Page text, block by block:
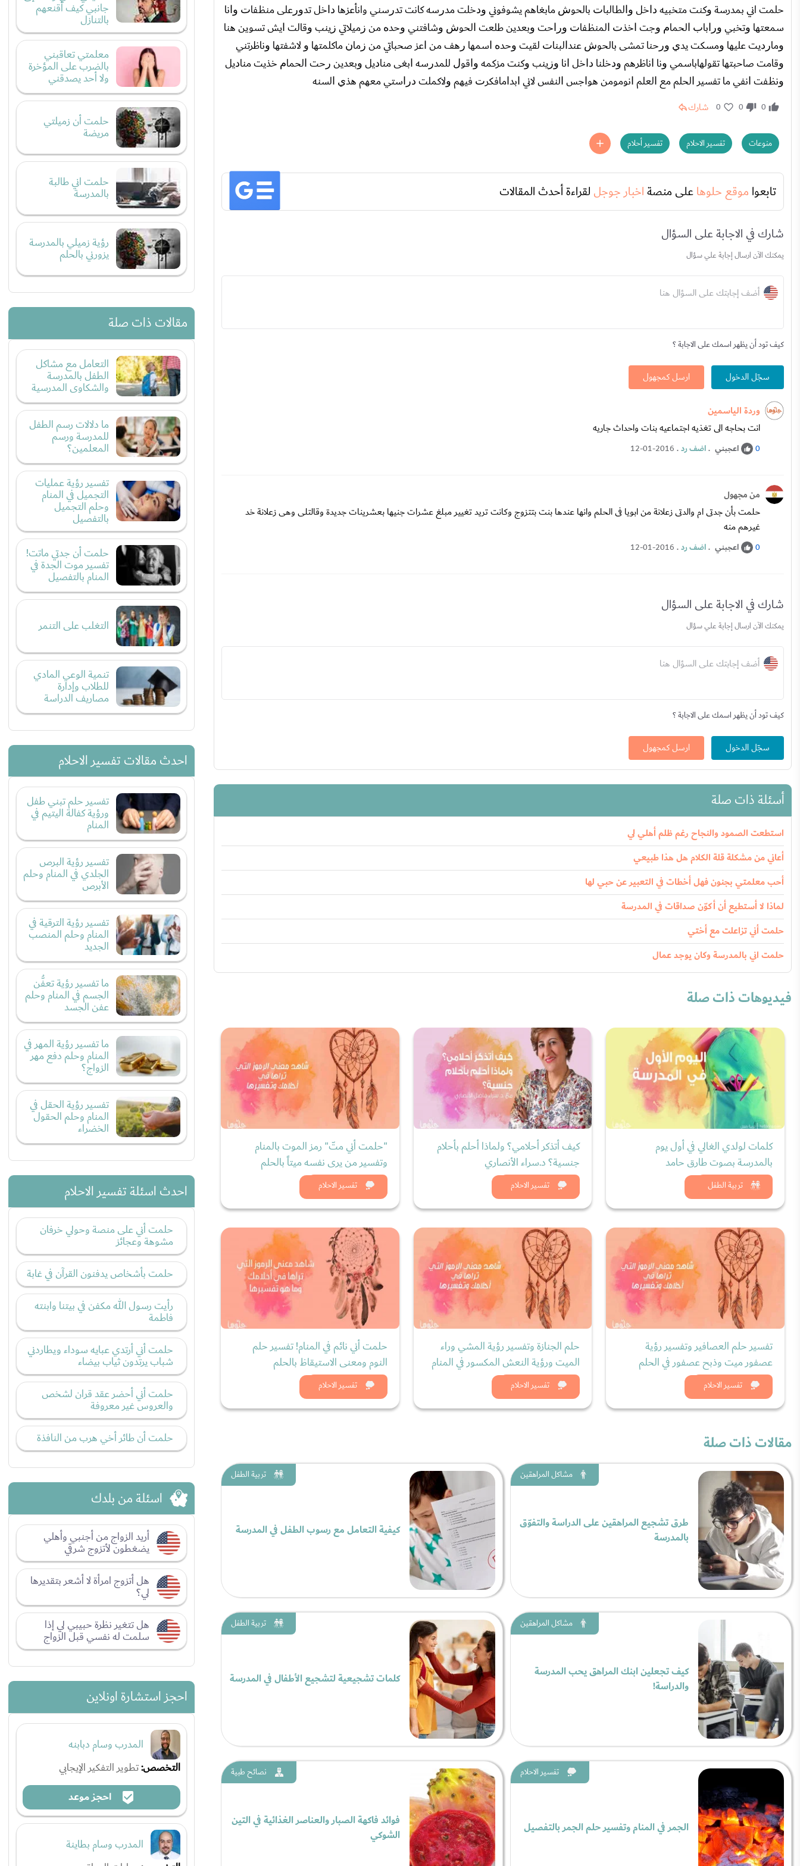
ﺣﻠﻤﺖ اﻧﻲ بمدرسة ﻭﻛﻨﺖ ﻣﺘﺨﺒﻴﻪ ﺩﺍﺧﻞ ﻭﺍﻟﻂﺎﻟﺒﺎﺕ ﺑﺎﻟﺤﻮﺵ ﻣﺎﺑﻐﺎﻫﻢ ﻳﺸﻮﻓﻮﻧﻲ ﻭﺩﺧﻠﺖ ﻣﺪﺭﺳﻪ ﻛﺎﻧﺖ ﺗﺪﺭﺳﻨﻲ وانأعزها ﺩﺍﺧﻞ ﺗﺪﻭﺭﻋﻠﻰ ﻣﻨﻆﻔﺎﺕ ﻭﺍﻧﺎ
ﺳﻤﻌﺘﻬﺎ ﻭﺗﺨﺒﻲ ﻭﺭﺍﺑﺎﺏ ﺍﻟﺤﻤﺎﻡ ﻭﺟﺖ ﺍﺧﺬﺕ ﺍﻟﻤﻨﻆﻔﺎﺕ ﻭﺭﺍﺣﺖ ﻭﺑﻌﺪﻳﻦ ﻃﻠﻌﺖ ﺍﻟﺤﻮﺵ ﻭﺷﺎﻓﺘﻨﻲ ﻭﺣﺪﻩ ﻣﻦ ﺯﻣﻴﻠﺎﺗﻲ ﺯﻳﻨﺐ ﻭﻗﺎﻟﺖ ﺍﻳﺶ ﺗﺴﻮﻳﻦ ﻫﻨﺎ
ﻭﻣﺎﺭﺩﻳﺖ ﻋﻠﻴﻬﺎ ﻭﻣﺴﻜﺖ ﻳﺪﻱ ﻭﺭﺣﻨﺎ ﺗﻤﺸﻰ ﺑﺎﻟﺤﻮﺵ ﻋﻨﺪﺍﻟﺒﻨﺎﺕ ﻟﻘﻴﺖ ﻭﺣﺪﻩ ﺍﺳﻤﻬﺎ ﺭﻫﻒ ﻣﻦ ﺍﻋﺰ ﺻﺤﺒﺎﺗﻲ ﻣﻦ ﺯﻣﺎﻥ ﻣﺎﻛﻠﻤﺘﻬﺎ ﻭ ﻟﺎﺷﻔﺘﻬﺎ ﻭﻧﺎﻇﺮﺗﻨﻲ
ﻭﻗﺎﻣﺖ ﺻﺎﺣﺒﺘﻬﺎ ﺗﻘﻮﻟﻬﺎﺑﺎﺳﻤﻲ ﻭﻧﺎ ﺍﻧﺎﻇﺮﻫﻢ ﻭﺩﺧﻠﻨﺎ ﺩﺍﺧﻞ ﺍﻧﺎ ﻭﺯﻳﻨﺐ ﻭﻛﻨﺖ ﻣﺰﻛﻤﻪ ﻭﺍﻗﻮﻝ ﻟﻠﻤﺪﺭﺳﻪ ﺍﺑﻐﻰ ﻣﻨﺎﺩﻳﻞ ﻭﺑﻌﺪﻳﻦ ﺭﺣﺖ ﺍﻟﺤﻤﺎﻡ ﺧﺬﻳﺖ ﻣﻨﺎﺩﻳﻞ
ﻭﻧﻆﻔﺖ ﺍﻧﻔﻲ ﻣﺎ ﺗﻔﺴﻴﺮ ﺍﻟﺤﻠﻢ ﻣﻊ ﺍﻟﻌﻠﻢ ﺍﻧﻮﻣﻮﻣﻦ ﻫﻮﺍﺟﺲ ﺍﻟﻨﻔﺲ ﻟﺎﻧﻲ ﺍﺑﺪﺍﻣﺎﻓﻜﺮﺕ ﻓﻴﻬﻢ ﻭﻟﺎﻛﻤﻠﺖ ﺩﺭﺍﺳﺘﻲ ﻣﻌﻬﻢ ﻫﺬﻱ ﺍﻟﺴﻨﻪ
0
0
0 شارك
منوعات تفسير الاحلام تفسير أحلام
تابعوا موقع حلوهاعلى منصةاخبار جوجل لقراءة أحدث المقالات
شارك في الاجابة على السؤال
يمكنك الآن ارسال إجابة علي سؤال
أضف إجابتك على السؤال هنا
كيف تود أن يظهر اسمك على الاجابة ؟
سجّل الدخول ارسل كمجهول
وردة الياسمين
انت بحاجه الى تغذيه اجتماعيه بنات واحداث جاريه
0 اعجبني .اضف رد.
12-01-2016
من مجهول
حلمت بأن جدتى ام والدتى زعلانة من ابويا فى الحلم وانها عندها بنت بتتزوج وكانت تريد تغيير مبلغ عشرات جنيها بعشرينات جديدة وقالتلى وهى زعلانة خد
غيرهم منه
0 اعجبني .اضف رد.
12-01-2016
شارك في الاجابة على السؤال
يمكنك الآن ارسال إجابة علي سؤال
أضف إجابتك على السؤال هنا
كيف تود أن يظهر اسمك على الاجابة ؟
سجّل الدخول ارسل كمجهول
أسئلة ذات صلة
استطعت الصمود والنجاح رغم ظلم أهلي لي
أعاني من مشكلة قلة الكلام هل هذا طبيعي
أحب معلمتي بجنون فهل أخطات في التعبير عن حبي لها
لماذا لا أستطيع أن أكوّن صداقات في المدرسة
حلمت أني تزاعلت مع أختي
حلمت اني بالمدرسة وكان يوجد عمال
فيديوهات ذات صلة
تربية الطفل
كلمات لولدي الغالي في أول يوم
بالمدرسة بصوت طارق حامد
شاهد الان
تفسير الاحلام
كيف أتذكر أحلامي؟ ولماذا أحلم بأحلام
جنسية؟ د.سراء الأنصاري
شاهد الان
تفسير الاحلام
"حلمت أني متّ" رمز الموت بالمنام
وتفسير من يرى نفسه ميتاً بالحلم
شاهد الان
تفسير الاحلام
تفسير حلم العصافير وتفسير رؤية
عصفور ميت وذبح عصفور في الحلم
شاهد الان
تفسير الاحلام
حلم الجنازة وتفسير رؤية المشي وراء
الميت ورؤية النعش المكسور في المنام
شاهد الان
تفسير الاحلام
حلمت أني نائم في المنام! تفسير حلم
النوم ومعنى الاستيقاظ بالحلم
شاهد الان
مقالات ذات صلة
مشاكل المراهقين
طرق تشجيع المراهقين على الدراسة والتفوّق
بالمدرسة
تربية الطفل
كيفية التعامل مع رسوب الطفل في المدرسة
مشاكل المراهقين
كيف تجعلين ابنك المراهق يحب المدرسة
والدراسة!
تربية الطفل
كلمات تشجيعية لتشجيع الأطفال في المدرسة
تفسير الاحلام
الجمر في المنام وتفسير حلم الجمر بالتفصيل
نصائح طبية
فوائد فاكهة الصبار والعناصر الغذائية في التين
الشوكي
جانبي كيف أقنعهم
بالتنازل
معلمتي تعاقبني
بالضرب على المؤخرة
ولا أحد يصدقني
حلمت أن زميلتي
مريضة
حلمت اني طالبة
بالمدرسة
رؤية زميلي بالمدرسة
يزورني بالحلم
مقالات ذات صلة
التعامل مع مشاكل
الطفل بالمدرسة
والشكاوى المدرسية
ما دلالات رسم الطفل
للمدرسة ورسم
المعلمين؟
تفسير رؤية عمليات
التجميل في المنام
وحلم التجميل
بالتفصيل
حلمت أن جدتي ماتت!
تفسير موت الجدة في
المنام بالتفصيل
التغلب على التنمر
تنمية الوعي المادي
للطلاب وإدارة
مصاريف الدراسة
احدث مقالات تفسير الاحلام
تفسير حلم تبني طفل
ورؤية كفالة اليتيم في
المنام
تفسير رؤية البرص
الجلدي في المنام وحلم
الأبرص
تفسير رؤية الترقية في
المنام وحلم المنصب
الجديد
ما تفسير رؤية تعفُّن
الجسم في المنام وحلم
عفن الجسد
ما تفسير رؤية المهر في
المنام وحلم دفع مهر
الزواج؟
تفسير رؤية الحقل في
المنام وحلم الحقول
الخضراء
احدث اسئلة تفسير الاحلام
حلمت أني على منصة وحولي خرفان
مشوهة وعجائز
حلمت بأشخاص يدفنون القرآن في غابة
رأيت رسول الله مكفن في بيتنا وابنته
فاطمة
حلمت أني أرتدي عبايه سوداء ويطاردني
شباب يرتدون ثياب بيضاء
حلمت أني أحضر عقد قران لشخص
والعروس غير معروفة
حلمت أن طائر أخي هرب من النافذة
اسئلة من بلدك
أريد الزواج من أجنبي وأهلي
يضغطون لأتزوج شرقي
هل أتزوج امرأة لا أشعر بتقديرها
لي؟
هل تتغير نظرة حبيبي لي إذا
سلمت له نفسي قبل الزواج
احجز استشارة اونلاين
المدرب وسام دبابنه
التخصص:تطوير التفكير الإيجابي
احجز موعد
المدرب وسام بطاينة